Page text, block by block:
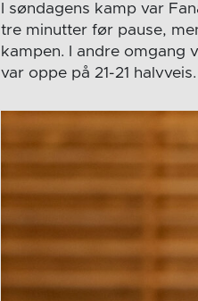
I søndagens kamp var
tre minutter før pause,
kampen. I andre omgang
var oppe på 21-21 halvveis.